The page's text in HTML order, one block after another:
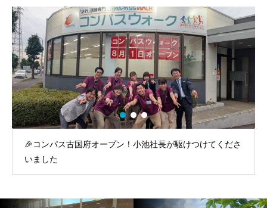
けつけてくださ コンパスウオーク古国府 開所式